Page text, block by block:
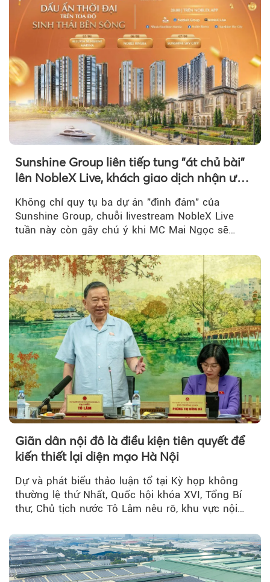
Sunshine Group liên tiếp tung "át chủ bài"
lên NobleX Live, khách giao dịch nhận ưu
Không chỉ quy tụ ba dự án "đình đám" của
Sunshine Group, chuỗi livestream NobleX Live
tuần này còn gây chú ý khi MC Mai Ngọc sẽ
Giãn dân nội đô là điều kiện tiên quyết để
kiến thiết lại diện mạo Hà Nội
Dự và phát biểu thảo luận tổ tại Kỳ họp không
thường lệ thứ Nhất, Quốc hội khóa XVI, Tổng Bí
thư, Chủ tịch nước Tô Lâm nêu rõ, khu vực nội